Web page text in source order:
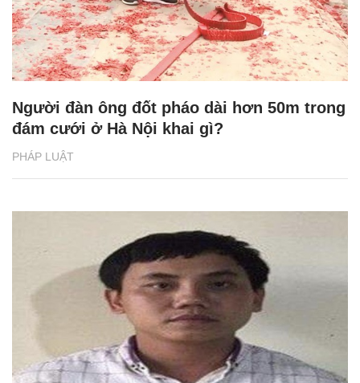
PHÁP LUẬT
Người đàn ông đốt pháo dài hơn 50m trong
đám cưới ở Hà Nội khai gì?